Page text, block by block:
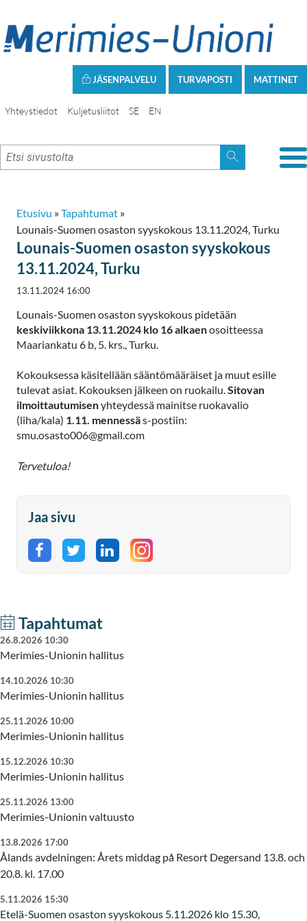
MATTINET
TURVAPOSTI
JÄSENPALVELU
Yhteystiedot Kuljetusliitot SE EN
Etusivu »Tapahtumat »
Lounais-Suomen osaston syyskokous 13.11.2024, Turku
Lounais-Suomen osaston syyskokous
13.11.2024, Turku
13.11.2024 16:00
Lounais-Suomen osaston syyskokous pidetään
keskiviikkona 13.11.2024 klo 16 alkaenosoitteessa
Maariankatu 6 b, 5. krs., Turku.
Kokouksessa käsitellään sääntömääräiset ja muut esille
tulevat asiat. Kokouksen jälkeen on ruokailu.Sitovan
ilmoittautumisenyhteydessä mainitse ruokavalio
(liha/kala) 1.11. mennessäs-postiin:
smu.osasto006@gmail.com
Tervetuloa!
Jaa sivu
Jaa Facebookissa
Jaa Twitterissä
Jaa LinkedInissä
Tapahtumat
26.8.2026 10:30
Merimies-Unionin hallitus
14.10.2026 10:30
Merimies-Unionin hallitus
25.11.2026 10:00
Merimies-Unionin hallitus
15.12.2026 10:30
Merimies-Unionin hallitus
25.11.2026 13:00
Merimies-Unionin valtuusto
13.8.2026 17:00
Ålands avdelningen: Årets middag på Resort Degersand 13.8. och
20.8. kl. 17.00
5.11.2026 15:30
Etelä-Suomen osaston syyskokous 5.11.2026 klo 15.30,